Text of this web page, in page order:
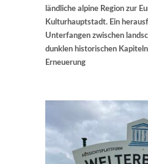
ländliche alpine Region zur
Kulturhauptstadt. Ein
Unterfangen zwischen
dunklen historischen
Erneuerung